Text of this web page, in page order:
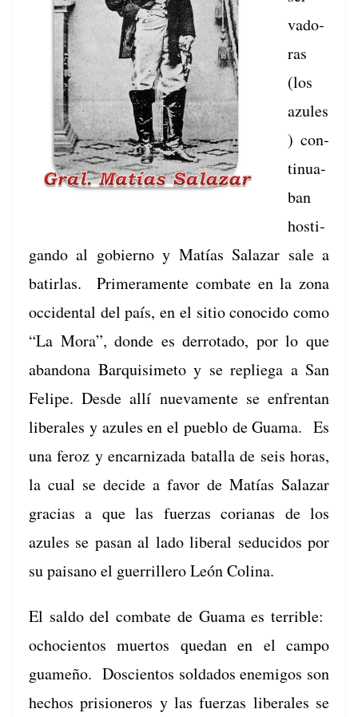
vado­
ras
(los
azules
) con­
tinu­a­
ban
hosti­
gan­do al gob­ier­no y Matías Salazar sale a
batir­las. Primera­mente com­bate en la zona
occi­den­tal del país, en el sitio cono­ci­do como
“La Mora”, donde es der­ro­ta­do, por lo que
aban­dona Bar­quisime­to y se repl­ie­ga a San
Felipe. Des­de allí nue­va­mente se enfrentan
lib­erales y azules en el pueblo de Gua­ma. Es
una fer­oz y encar­niza­da batal­la de seis horas,
la cual se decide a favor de Matías Salazar
gra­cias a que las fuerzas cori­anas de los
azules se pasan al lado lib­er­al seduci­dos por
su paisano el guer­rillero León Colina.
El sal­do del com­bate de Gua­ma es ter­ri­ble:
ochocien­tos muer­tos quedan en el cam­po
guameño. Doscien­tos sol­da­dos ene­mi­gos son
hechos pri­sioneros y las fuerzas lib­erales se